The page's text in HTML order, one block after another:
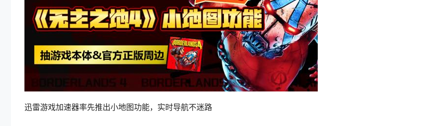
迅雷游戏加速器率先推出小地图功能，实时导航不迷路